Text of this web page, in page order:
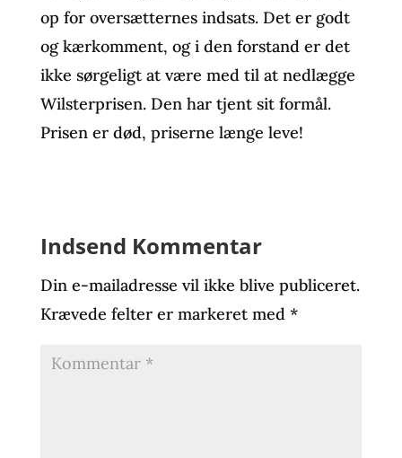
op for oversætternes indsats. Det er godt
og kærkomment, og i den forstand er det
ikke sørgeligt at være med til at nedlægge
Wilsterprisen. Den har tjent sit formål.
Prisen er død, priserne længe leve!
Indsend Kommentar
Din e-mailadresse vil ikke blive publiceret.
Krævede felter er markeret med *